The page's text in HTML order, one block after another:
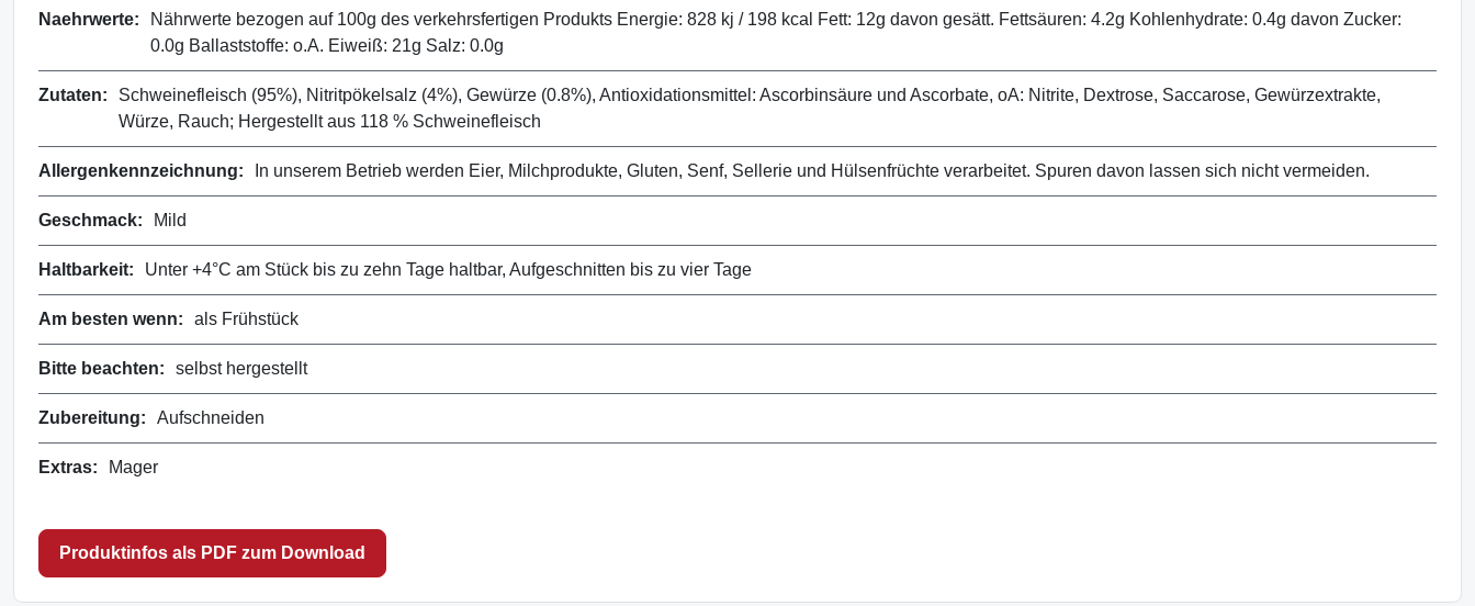
Naehrwerte:
Nährwerte bezogen auf 100g des verkehrsfertigen Produkts Energie: 828 kj / 198 kcal Fett: 12g davon gesätt. Fettsäuren: 4.2g Kohlenhydrate: 0.4g davon Zucker:
0.0g Ballaststoffe: o.A. Eiweiß: 21g Salz: 0.0g
Zutaten:
Schweinefleisch (95%), Nitritpökelsalz (4%), Gewürze (0.8%), Antioxidationsmittel: Ascorbinsäure und Ascorbate, oA: Nitrite, Dextrose, Saccarose, Gewürzextrakte,
Würze, Rauch; Hergestellt aus 118 % Schweinefleisch
Allergenkennzeichnung: In unserem Betrieb werden Eier, Milchprodukte, Gluten, Senf, Sellerie und Hülsenfrüchte verarbeitet. Spuren davon lassen sich nicht vermeiden.
Geschmack: Mild
Haltbarkeit: Unter +4°C am Stück bis zu zehn Tage haltbar, Aufgeschnitten bis zu vier Tage
Am besten wenn: als Frühstück
Bitte beachten: selbst hergestellt
Zubereitung: Aufschneiden
Extras: Mager
Produktinfos als PDF zum Download